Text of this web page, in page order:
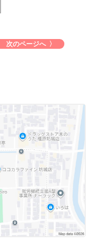
次のページへ 〉